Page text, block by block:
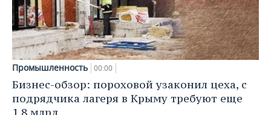
Промышленность 00:00
Бизнес-обзор: пороховой узаконил цеха, с
подрядчика лагеря в Крыму требуют еще
1,8 млрд